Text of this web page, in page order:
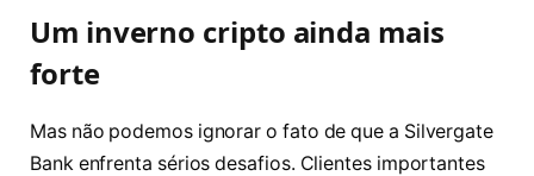
Um inverno cripto ainda mais
forte
Mas não podemos ignorar o fato de que a Silvergate
Bank enfrenta sérios desafios. Clientes importantes